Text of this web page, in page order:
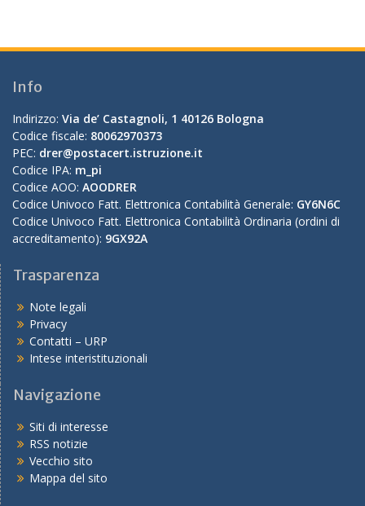
Info
Indirizzo: Via de’ Castagnoli, 1 40126 Bologna
Codice fiscale: 80062970373
PEC: drer@postacert.istruzione.it
Codice IPA: m_pi
Codice AOO: AOODRER
Codice Univoco Fatt. Elettronica Contabilità Generale: GY6N6C
Codice Univoco Fatt. Elettronica Contabilità Ordinaria (ordini di
accreditamento): 9GX92A
Trasparenza
Note legali
Privacy
Contatti – URP
Intese interistituzionali
Navigazione
Siti di interesse
RSS notizie
Vecchio sito
Mappa del sito